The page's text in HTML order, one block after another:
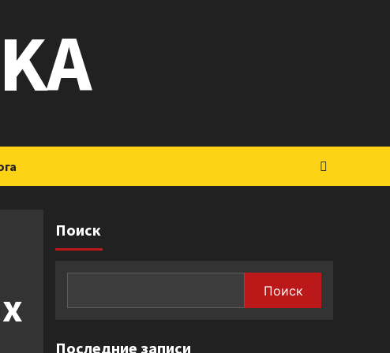
Поиск
Поиск
Последние записи